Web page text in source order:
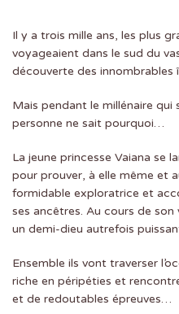
Il y a trois mille ans, les plus
voyageaient dans le sud du
découverte des innombrables
Mais pendant le millénaire
personne ne sait pourquoi…
La jeune princesse Vaiana se
pour prouver, à elle même et
formidable exploratrice et
ses ancêtres. Au cours de
un demi-dieu autrefois
Ensemble ils vont traverser
riche en péripéties et
et de redoutables épreuves…